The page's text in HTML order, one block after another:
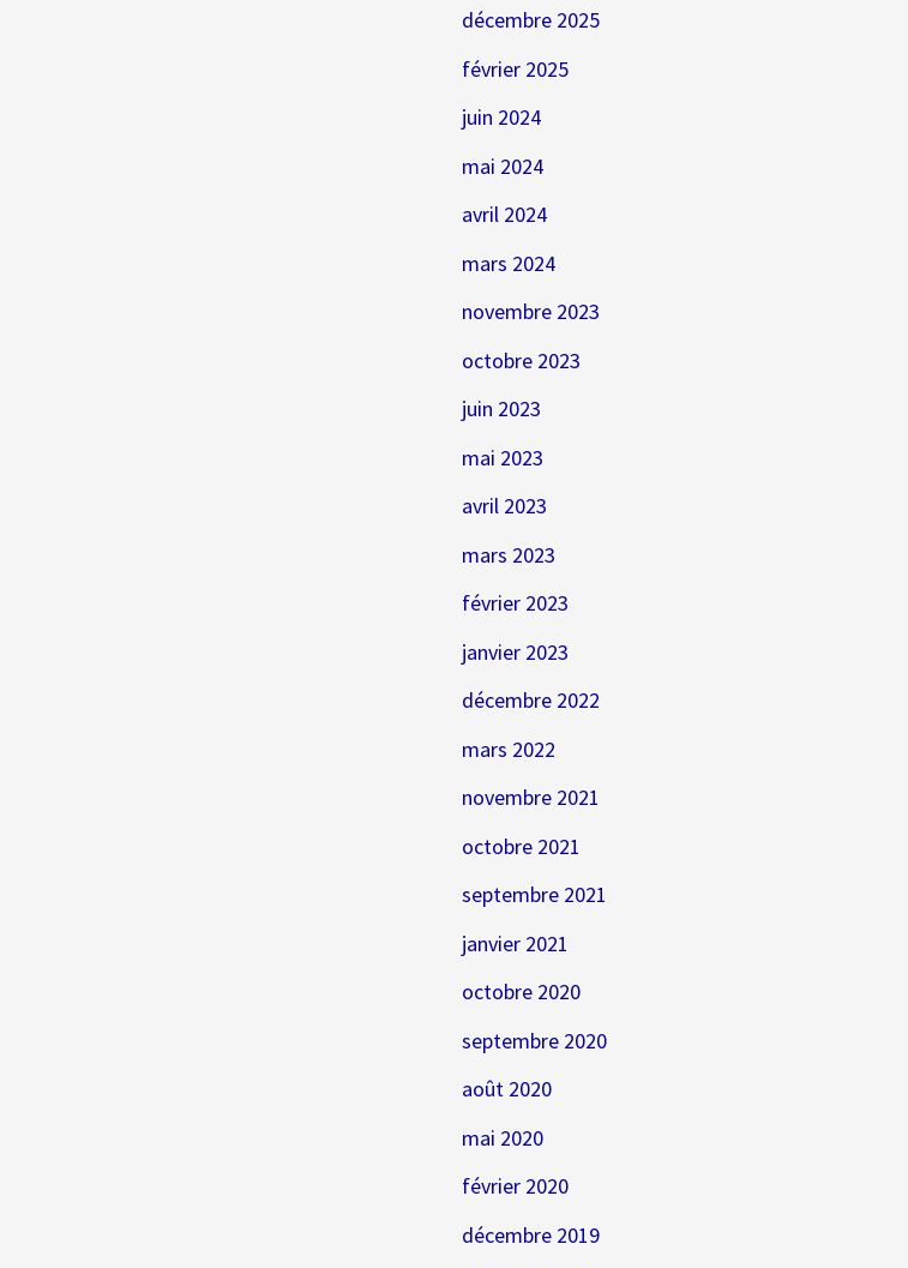
décembre 2025
février 2025
juin 2024
mai 2024
avril 2024
mars 2024
novembre 2023
octobre 2023
juin 2023
mai 2023
avril 2023
mars 2023
février 2023
janvier 2023
décembre 2022
mars 2022
novembre 2021
octobre 2021
septembre 2021
janvier 2021
octobre 2020
septembre 2020
août 2020
mai 2020
février 2020
décembre 2019